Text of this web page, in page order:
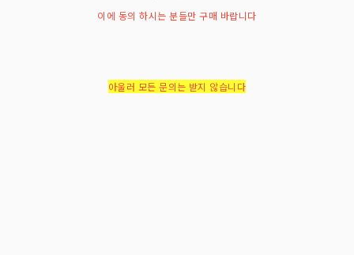
이에 동의 하시는 분들만 구매 바랍니다
아울러 모든 문의는 받지 않습니다